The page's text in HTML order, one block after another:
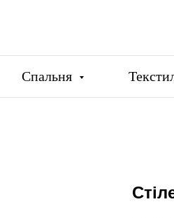
Спальня